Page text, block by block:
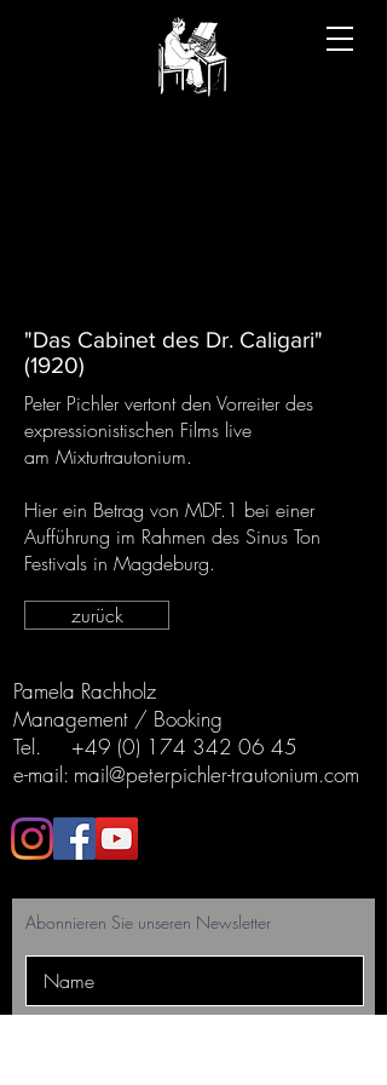
"Das Cabinet des Dr. Caligari"
(1920)
Peter Pichler vertont den Vorreiter des
expressionistischen Films live
am Mixturtrautonium.
Hier ein Betrag von MDF.1 bei einer
Aufführung im Rahmen des Sinus Ton
Festivals in Magdeburg.
zurück
Pamela Rachholz
Management / Booking
Tel. +49 (0) 174 342 06 45
e-mail: mail@peterpichler-trautonium.com
Abonnieren Sie unseren Newsletter